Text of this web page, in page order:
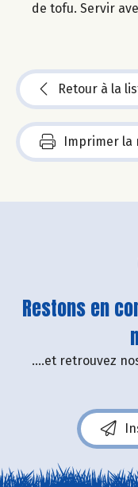
de tofu. Servir
Retour à la
Imprimer la
Restons en
....et retrouvez